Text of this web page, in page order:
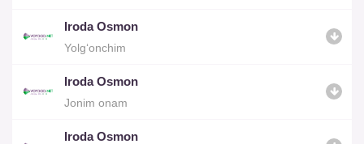
Iroda Osmon
Yolg‘onchim
Iroda Osmon
Jonim onam
Iroda Osmon